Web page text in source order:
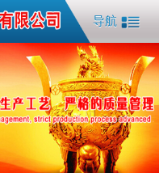
导航